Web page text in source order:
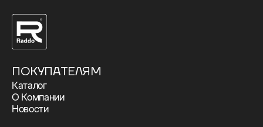
ПОКУПАТЕЛЯМ
Каталог
О Компании
Новости